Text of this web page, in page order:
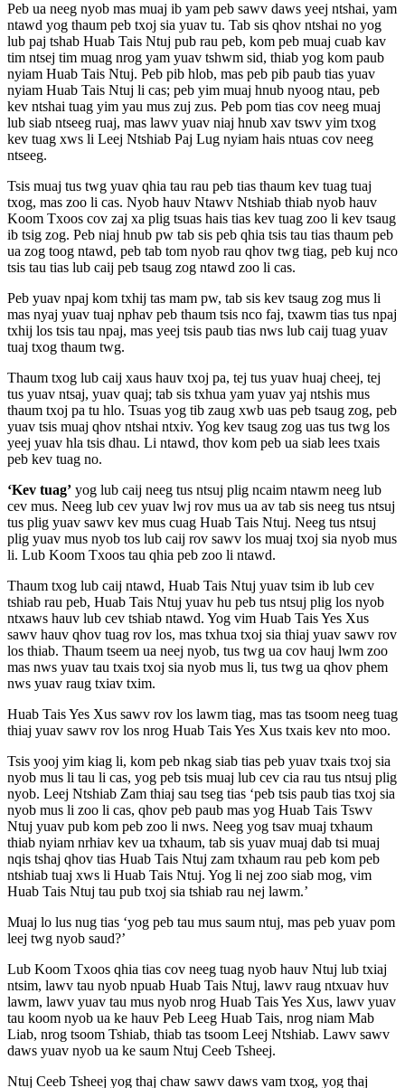
Peb ua neeg nyob mas muaj ib yam peb sawv daws yeej ntshai, yam
ntawd yog thaum peb txoj sia yuav tu. Tab sis qhov ntshai no yog
lub paj tshab Huab Tais Ntuj pub rau peb, kom peb muaj cuab kav
tim ntsej tim muag nrog yam yuav tshwm sid, thiab yog kom paub
nyiam Huab Tais Ntuj. Peb pib hlob, mas peb pib paub tias yuav
nyiam Huab Tais Ntuj li cas; peb yim muaj hnub nyoog ntau, peb
kev ntshai tuag yim yau mus zuj zus. Peb pom tias cov neeg muaj
lub siab ntseeg ruaj, mas lawv yuav niaj hnub xav tswv yim txog
kev tuag xws li Leej Ntshiab Paj Lug nyiam hais ntuas cov neeg
ntseeg.
Tsis muaj tus twg yuav qhia tau rau peb tias thaum kev tuag tuaj
txog, mas zoo li cas. Nyob hauv Ntawv Ntshiab thiab nyob hauv
Koom Txoos cov zaj xa plig tsuas hais tias kev tuag zoo li kev tsaug
ib tsig zog. Peb niaj hnub pw tab sis peb qhia tsis tau tias thaum peb
ua zog toog ntawd, peb tab tom nyob rau qhov twg tiag, peb kuj nco
tsis tau tias lub caij peb tsaug zog ntawd zoo li cas.
Peb yuav npaj kom txhij tas mam pw, tab sis kev tsaug zog mus li
mas nyaj yuav tuaj nphav peb thaum tsis nco faj, txawm tias tus npaj
txhij los tsis tau npaj, mas yeej tsis paub tias nws lub caij tuag yuav
tuaj txog thaum twg.
Thaum txog lub caij xaus hauv txoj pa, tej tus yuav huaj cheej, tej
tus yuav ntsaj, yuav quaj; tab sis txhua yam yuav yaj ntshis mus
thaum txoj pa tu hlo. Tsuas yog tib zaug xwb uas peb tsaug zog, peb
yuav tsis muaj qhov ntshai ntxiv. Yog kev tsaug zog uas tus twg los
yeej yuav hla tsis dhau. Li ntawd, thov kom peb ua siab lees txais
peb kev tuag no.
‘Kev tuag’ yog lub caij neeg tus ntsuj plig ncaim ntawm neeg lub
cev mus. Neeg lub cev yuav lwj rov mus ua av tab sis neeg tus ntsuj
tus plig yuav sawv kev mus cuag Huab Tais Ntuj. Neeg tus ntsuj
plig yuav mus nyob tos lub caij rov sawv los muaj txoj sia nyob mus
li. Lub Koom Txoos tau qhia peb zoo li ntawd.
Thaum txog lub caij ntawd, Huab Tais Ntuj yuav tsim ib lub cev
tshiab rau peb, Huab Tais Ntuj yuav hu peb tus ntsuj plig los nyob
ntxaws hauv lub cev tshiab ntawd. Yog vim Huab Tais Yes Xus
sawv hauv qhov tuag rov los, mas txhua txoj sia thiaj yuav sawv rov
los thiab. Thaum tseem ua neej nyob, tus twg ua cov hauj lwm zoo
mas nws yuav tau txais txoj sia nyob mus li, tus twg ua qhov phem
nws yuav raug txiav txim.
Huab Tais Yes Xus sawv rov los lawm tiag, mas tas tsoom neeg tuag
thiaj yuav sawv rov los nrog Huab Tais Yes Xus txais kev nto moo.
Tsis yooj yim kiag li, kom peb nkag siab tias peb yuav txais txoj sia
nyob mus li tau li cas, yog peb tsis muaj lub cev cia rau tus ntsuj plig
nyob. Leej Ntshiab Zam thiaj sau tseg tias ‘peb tsis paub tias txoj sia
nyob mus li zoo li cas, qhov peb paub mas yog Huab Tais Tswv
Ntuj yuav pub kom peb zoo li nws. Neeg yog tsav muaj txhaum
thiab nyiam nrhiav kev ua txhaum, tab sis yuav muaj dab tsi muaj
nqis tshaj qhov tias Huab Tais Ntuj zam txhaum rau peb kom peb
ntshiab tuaj xws li Huab Tais Ntuj. Yog li nej zoo siab mog, vim
Huab Tais Ntuj tau pub txoj sia tshiab rau nej lawm.’
Muaj lo lus nug tias ‘yog peb tau mus saum ntuj, mas peb yuav pom
leej twg nyob saud?’
Lub Koom Txoos qhia tias cov neeg tuag nyob hauv Ntuj lub txiaj
ntsim, lawv tau nyob npuab Huab Tais Ntuj, lawv raug ntxuav huv
lawm, lawv yuav tau mus nyob nrog Huab Tais Yes Xus, lawv yuav
tau koom nyob ua ke hauv Peb Leeg Huab Tais, nrog niam Mab
Liab, nrog tsoom Tshiab, thiab tas tsoom Leej Ntshiab. Lawv sawv
daws yuav nyob ua ke saum Ntuj Ceeb Tsheej.
Ntuj Ceeb Tsheej yog thaj chaw sawv daws vam txog, yog thaj